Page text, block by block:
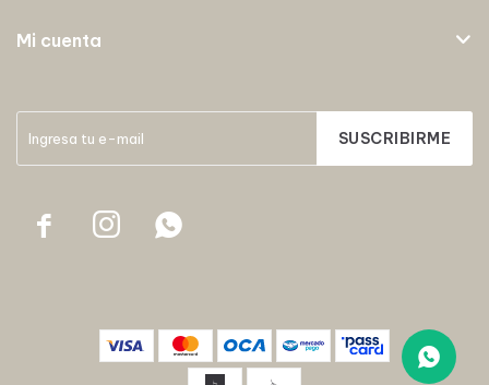
SUSCRIBIRME
  
Mi cuenta